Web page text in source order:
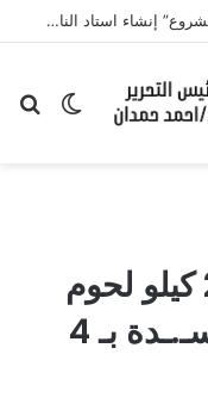
محافظ بورسعيد يتابع اللمسات النهائية بمشروع” إنشاء استاد النادي المصري”
الوضع
«تموين اسيوط»: “250 كيلو لحوم
ومصنعات الدواجن” فاسـ.ـدة بـ 4